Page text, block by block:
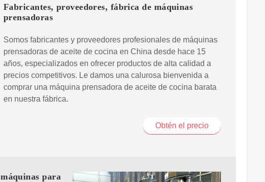
Fabricantes, proveedores, fábrica de máquinas
prensadoras
Somos fabricantes y proveedores profesionales de máquinas
prensadoras de aceite de cocina en China desde hace 15
años, especializados en ofrecer productos de alta calidad a
precios competitivos. Le damos una calurosa bienvenida a
comprar una máquina prensadora de aceite de cocina barata
en nuestra fábrica.
Obtén el precio
para